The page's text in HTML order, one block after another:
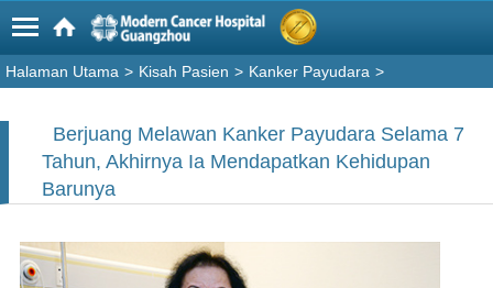
Halaman Utama > Kisah Pasien > Kanker Payudara >
Berjuang Melawan Kanker Payudara Selama 7
Tahun, Akhirnya Ia Mendapatkan Kehidupan
Barunya